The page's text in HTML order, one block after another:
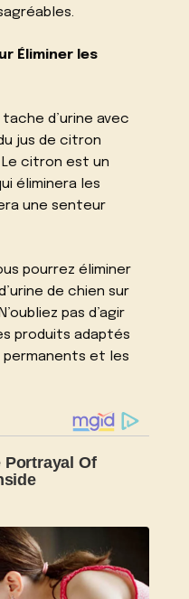
Éliminer les
d’urine avec
jus de citron
citron est un
éliminera les
une senteur
pourrez éliminer
de chien sur
pas d’agir
produits adaptés
permanents et les